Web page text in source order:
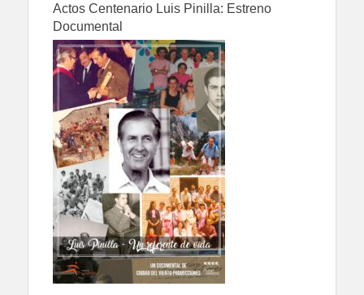
Actos Centenario Luis Pinilla: Estreno
Documental